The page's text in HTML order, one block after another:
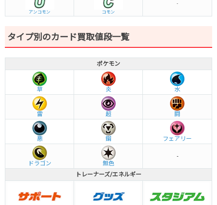
アンコモン コモン
-
タイプ別のカード買取値段一覧
ポケモン
草 炎 水
雷 超 闘
悪 鋼 フェアリー
ドラゴン 無色
-
トレーナーズ/エネルギー